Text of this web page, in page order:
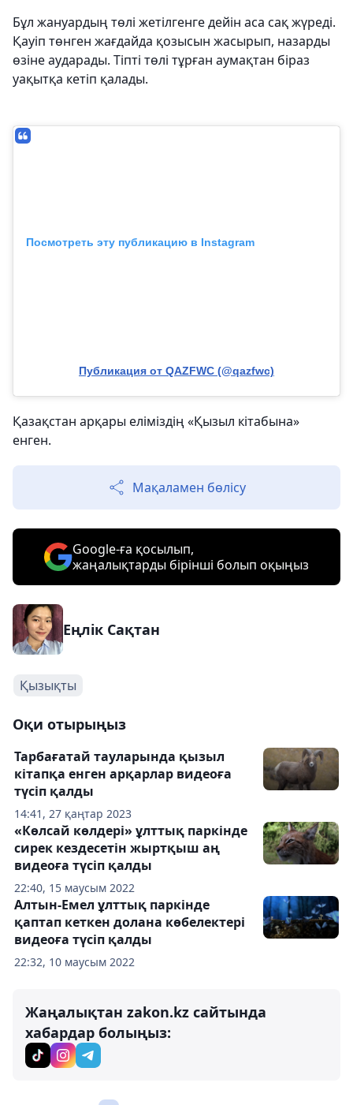
Бұл жануардың төлі жетілгенге дейін аса сақ жүреді.
Қауіп төнген жағдайда қозысын жасырып, назарды
өзіне аударады. Тіпті төлі тұрған аумақтан біраз
уақытқа кетіп қалады.
Посмотреть эту публикацию в Instagram
Публикация от QAZFWC (@qazfwc)
Қазақстан арқары еліміздің «Қызыл кітабына»
енген.
Мақаламен бөлісу
Google-ға қосылып,
жаңалықтарды бірінші болып оқыңыз
Еңлік Сақтан
Қызықты
Оқи отырыңыз
14:41, 27 қаңтар 2023
Тарбағатай тауларында қызыл
кітапқа енген арқарлар видеоға
түсіп қалды
22:40, 15 маусым 2022
«Көлсай көлдері» ұлттық паркінде
сирек кездесетін жыртқыш аң
видеоға түсіп қалды
22:32, 10 маусым 2022
Алтын-Емел ұлттық паркінде
қаптап кеткен долана көбелектері
видеоға түсіп қалды
Жаңалықтан zakon.kz сайтында
хабардар болыңыз: